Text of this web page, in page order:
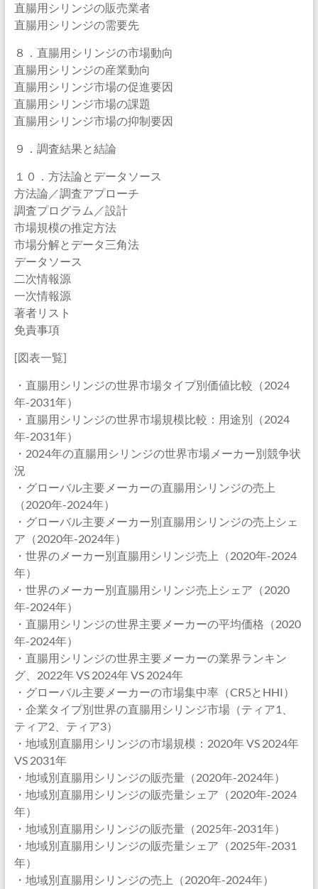
直腸用シリンジの販売業者
直腸用シリンジの需要先
８．直腸用シリンジの市場動向
直腸用シリンジの産業動向
直腸用シリンジ市場の促進要因
直腸用シリンジ市場の課題
直腸用シリンジ市場の抑制要因
９．調査結果と結論
１０．方法論とデータソース
方法論／調査アプローチ
調査プログラム／設計
市場規模の推定方法
市場分解とデータ三角法
データソース
二次情報源
一次情報源
著者リスト
免責事項
[図表一覧]
・直腸用シリンジの世界市場タイプ別価値比較（2024
年-2031年）
・直腸用シリンジの世界市場規模比較：用途別（2024
年-2031年）
・2024年の直腸用シリンジの世界市場メーカー別競争状
況
・グローバル主要メーカーの直腸用シリンジの売上
（2020年-2024年）
・グローバル主要メーカー別直腸用シリンジの売上シェ
ア（2020年-2024年）
・世界のメーカー別直腸用シリンジ売上（2020年-2024
年）
・世界のメーカー別直腸用シリンジ売上シェア（2020
年-2024年）
・直腸用シリンジの世界主要メーカーの平均価格（2020
年-2024年）
・直腸用シリンジの世界主要メーカーの業界ランキン
グ、2022年 VS 2024年 VS 2024年
・グローバル主要メーカーの市場集中率（CR5とHHI）
・企業タイプ別世界の直腸用シリンジ市場（ティア1、
ティア2、ティア3）
・地域別直腸用シリンジの市場規模：2020年 VS 2024年
VS 2031年
・地域別直腸用シリンジの販売量（2020年-2024年）
・地域別直腸用シリンジの販売量シェア（2020年-2024
年）
・地域別直腸用シリンジの販売量（2025年-2031年）
・地域別直腸用シリンジの販売量シェア（2025年-2031
年）
・地域別直腸用シリンジの売上（2020年-2024年）